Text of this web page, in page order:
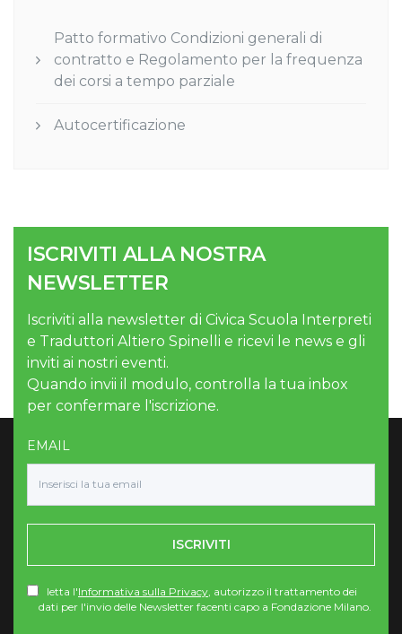
Patto formativo Condizioni generali di
contratto e Regolamento per la frequenza
dei corsi a tempo parziale
Autocertificazione
ISCRIVITI ALLA NOSTRA
NEWSLETTER
Iscriviti alla newsletter di Civica Scuola Interpreti
e Traduttori Altiero Spinelli e ricevi le news e gli
inviti ai nostri eventi.
Quando invii il modulo, controlla la tua inbox
per confermare l'iscrizione.
EMAIL
ISCRIVITI
letta l'Informativa sulla Privacy, autorizzo il trattamento dei
dati per l'invio delle Newsletter facenti capo a Fondazione Milano.